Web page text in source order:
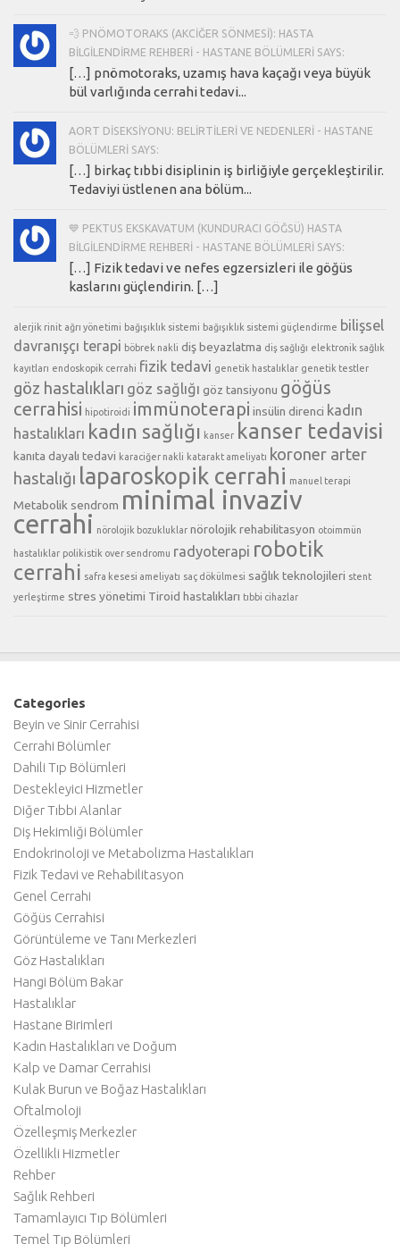
💨 PNÖMOTORAKS (AKCIĞER SÖNMESI): HASTA
BILGILENDIRME REHBERI - HASTANE BÖLÜMLERI SAYS:
[…] pnömotoraks, uzamış hava kaçağı veya büyük
bül varlığında cerrahi tedavi...
AORT DISEKSIYONU: BELIRTILERI VE NEDENLERI - HASTANE
BÖLÜMLERI SAYS:
[…] birkaç tıbbi disiplinin iş birliğiyle gerçekleştirilir.
Tedaviyi üstlenen ana bölüm...
💙 PEKTUS EKSKAVATUM (KUNDURACI GÖĞSÜ) HASTA
BILGILENDIRME REHBERI - HASTANE BÖLÜMLERI SAYS:
[…] Fizik tedavi ve nefes egzersizleri ile göğüs
kaslarını güçlendirin. […]
alerjik rinit ağrı yönetimi bağışıklık sistemi bağışıklık sistemi güçlendirme bilişsel
davranışçı terapi böbrek nakli diş beyazlatma diş sağlığı elektronik sağlık
kayıtları endoskopik cerrahi fizik tedavi genetik hastalıklar genetik testler
göz hastalıkları göz sağlığı göz tansiyonu göğüs
cerrahisi hipotiroidi immünoterapi insülin direnci kadın
hastalıkları kadın sağlığı kanser kanser tedavisi
kanıta dayalı tedavi karaciğer nakli katarakt ameliyatı koroner arter
hastalığı laparoskopik cerrahi manuel terapi
Metabolik sendrom minimal invaziv
cerrahi nörolojik bozukluklar nörolojik rehabilitasyon otoimmün
hastalıklar polikistik over sendromu radyoterapi robotik
cerrahi safra kesesi ameliyatı saç dökülmesi sağlık teknolojileri stent
yerleştirme stres yönetimi Tiroid hastalıkları tıbbi cihazlar
Categories
Beyin ve Sinir Cerrahisi
Cerrahi Bölümler
Dahili Tıp Bölümleri
Destekleyici Hizmetler
Diğer Tıbbi Alanlar
Diş Hekimliği Bölümler
Endokrinoloji ve Metabolizma Hastalıkları
Fizik Tedavi ve Rehabilitasyon
Genel Cerrahi
Göğüs Cerrahisi
Görüntüleme ve Tanı Merkezleri
Göz Hastalıkları
Hangi Bölüm Bakar
Hastalıklar
Hastane Birimleri
Kadın Hastalıkları ve Doğum
Kalp ve Damar Cerrahisi
Kulak Burun ve Boğaz Hastalıkları
Oftalmoloji
Özelleşmiş Merkezler
Özellikli Hizmetler
Rehber
Sağlık Rehberi
Tamamlayıcı Tıp Bölümleri
Temel Tıp Bölümleri